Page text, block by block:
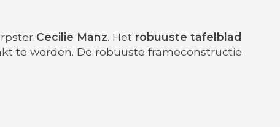
Cecilie Manz. Het robuuste tafelblad
te worden. De robuuste frameconstructie